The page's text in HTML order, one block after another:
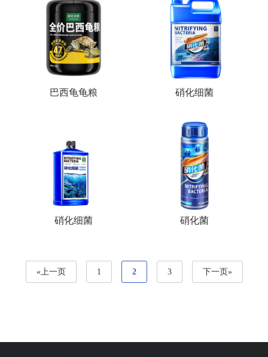
巴西龟龟粮 硝化细菌
硝化细菌 硝化菌
«上一页 1 2 3 下一页»